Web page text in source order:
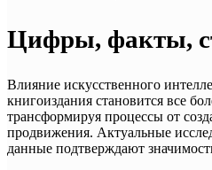
Цифры, факты,
Влияние искусственного
книгоиздания становится все
трансформируя процессы от
продвижения. Актуальные
данные подтверждают